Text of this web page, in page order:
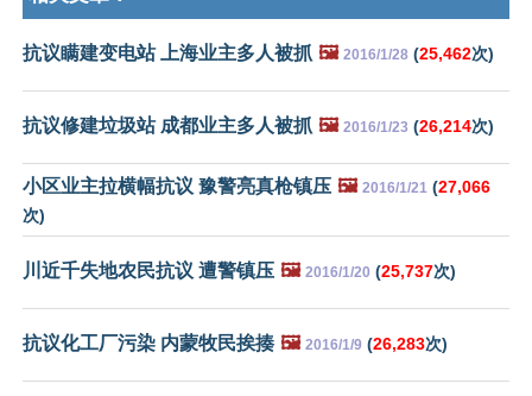
抗议瞒建变电站 上海业主多人被抓 🖼️ 2016/1/28 (25,462次)
抗议修建垃圾站 成都业主多人被抓 🖼️ 2016/1/23 (26,214次)
小区业主拉横幅抗议 豫警亮真枪镇压 🖼️ 2016/1/21 (27,066
次)
川近千失地农民抗议 遭警镇压 🖼️ 2016/1/20 (25,737次)
抗议化工厂污染 内蒙牧民挨揍 🖼️ 2016/1/9 (26,283次)